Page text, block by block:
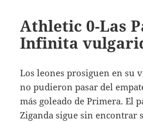
Athletic 0-Las
Infinita
Los leones prosiguen en su
no pudieron pasar del
más goleado de Primera. El
Ziganda sigue sin encontrar